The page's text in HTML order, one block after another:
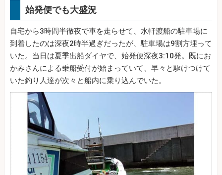
始発便でも大盛況
自宅から3時間半徹夜で車を走らせて、水軒渡船の駐車場に
到着したのは深夜2時半過ぎだったが、駐車場は9割方埋って
いた。当日は夏季出船ダイヤで、始発便深夜3:10発。既にお
かみさんによる乗船受付が始まっていて、早々と駆けつけて
いた釣り人達が次々と船内に乗り込んでいた。